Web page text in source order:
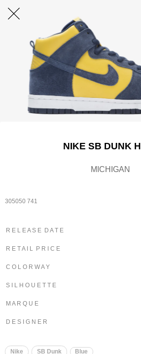
NIKE SB DUNK
MICHIGAN
305050 741
R E L E A S E D A T E
R E T A I L P R I C E
C O L O R W A Y
S I L H O U E T T E
M A R Q U E
D E S I G N E R
Nike SB Dunk Blue